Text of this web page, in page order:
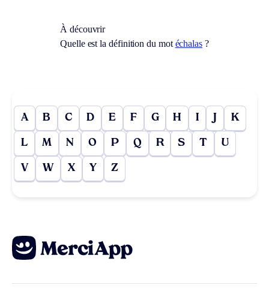
À découvrir
Quelle est la définition du mot échalas ?
A B C D E F G H I J K
L M N O P Q R S T U
V W X Y Z